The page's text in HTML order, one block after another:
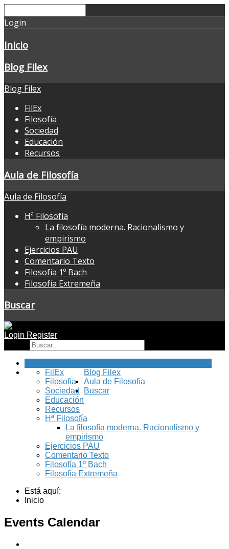
Login
Inicio
Blog Filex
Blog Filex
FilEx
Filosofía
Sociedad
Educación
Recursos
Aula de Filosofía
Aula de Filosofía
Hª Filosofía
La filosofía moderna. Racionalismo y
empirismo
Ejercicios PAU
Comentario Texto
Filosofía 1º Bach
Filosofía Extremeña
Buscar
Login Register
Blog Filex
FilEx
Filosofía
Sociedad
Educación
Recursos
Aula de Filosofía
Hª Filosofía
La filosofía moderna. Racionalismo y
empirismo
Ejercicios PAU
Comentario Texto
Filosofía 1º Bach
Filosofía Extremeña
Buscar
Está aquí:
Inicio
Events Calendar